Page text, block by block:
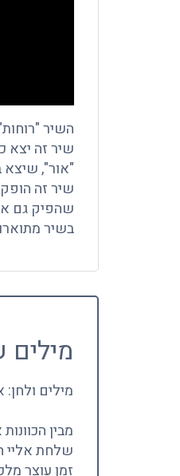
השיר
שיר זה יצא
"אור", שיצא
שיר זה
שהפיק גם
בשיר
מילים ולחן:
מבין
שלחת אליי
זמן עוצר